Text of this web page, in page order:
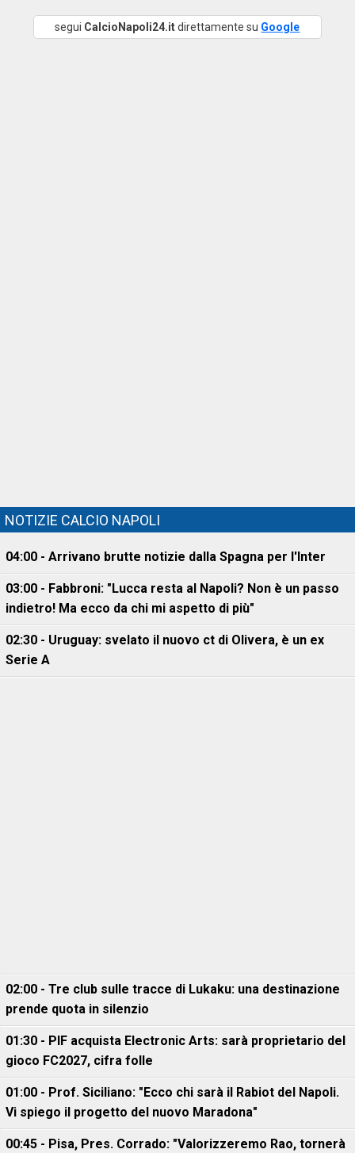
segui CalcioNapoli24.itdirettamente su Google
NOTIZIE CALCIO NAPOLI
04:00 - Arrivano brutte notizie dalla Spagna per l'Inter
03:00 - Fabbroni: "Lucca resta al Napoli? Non è un passo
indietro! Ma ecco da chi mi aspetto di più"
02:30 - Uruguay: svelato il nuovo ct di Olivera, è un ex
Serie A
02:00 - Tre club sulle tracce di Lukaku: una destinazione
prende quota in silenzio
01:30 - PIF acquista Electronic Arts: sarà proprietario del
gioco FC2027, cifra folle
01:00 - Prof. Siciliano: "Ecco chi sarà il Rabiot del Napoli.
Vi spiego il progetto del nuovo Maradona"
00:45 - Pisa, Pres. Corrado: "Valorizzeremo Rao, tornerà